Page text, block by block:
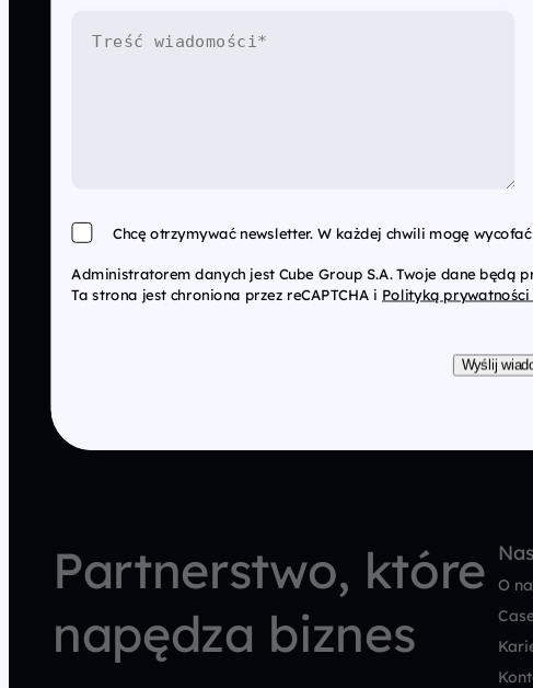
Chcę otrzymywać newsletter. W każdej chwili mogę
Administratorem danych jest Cube Group S.A. Twoje dane będą
Ta strona jest chroniona przez reCAPTCHA i Polityką prywatności
Wyślij
Partnerstwo, które
napędza biznes
O